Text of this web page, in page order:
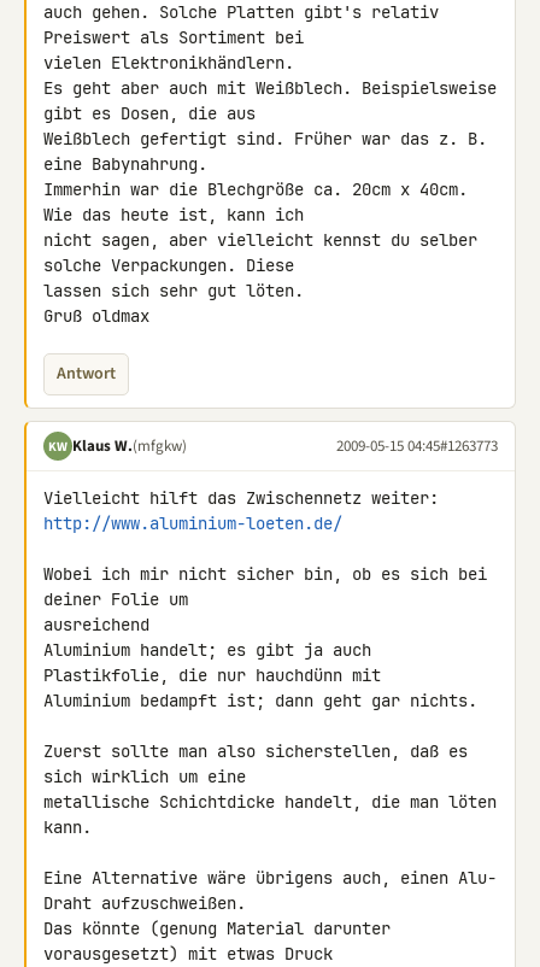
auch gehen. Solche Platten gibt's relativ
Preiswert als Sortiment bei
vielen Elektronikhändlern.
Es geht aber auch mit Weißblech. Beispielsweise
gibt es Dosen, die aus
Weißblech gefertigt sind. Früher war das z. B.
eine Babynahrung.
Immerhin war die Blechgröße ca. 20cm x 40cm.
Wie das heute ist, kann ich
nicht sagen, aber vielleicht kennst du selber
solche Verpackungen. Diese
lassen sich sehr gut löten.
Gruß oldmax
Antwort
KW Klaus W.(mfgkw) 2009-05-15 04:45#1263773
http://www.aluminium-loeten.de/
Wobei ich mir nicht sicher bin, ob es sich bei
deiner Folie um
ausreichend
Aluminium handelt; es gibt ja auch
Plastikfolie, die nur hauchdünn mit
Aluminium bedampft ist; dann geht gar nichts.
Zuerst sollte man also sicherstellen, daß es
sich wirklich um eine
metallische Schichtdicke handelt, die man löten
kann.
Eine Alternative wäre übrigens auch, einen Alu-
Draht aufzuschweißen.
Das könnte (genung Material darunter
vorausgesetzt) mit etwas Druck